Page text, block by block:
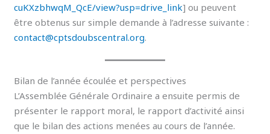
cuKXzbhwqM_QcE/view?usp=drive_link] ou peuvent
être obtenus sur simple demande à l’adresse suivante :
contact@cptsdoubscentral.org.
Bilan de l’année écoulée et perspectives
L’Assemblée Générale Ordinaire a ensuite permis de
présenter le rapport moral, le rapport d’activité ainsi
que le bilan des actions menées au cours de l’année.